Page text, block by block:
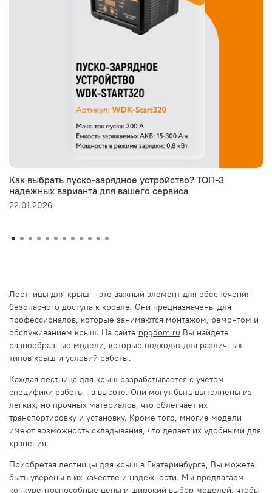
Как выбрать пуско-зарядное устройство? ТОП-3
надежных варианта для вашего сервиса
22.01.2026
Лестницы для крыш – это важный элемент для обеспечения
безопасного доступа к кровле. Они предназначены для
профессионалов, которые занимаются монтажом, ремонтом и
обслуживанием крыш. На сайте npgdom.ru Вы найдете
разнообразные модели, которые подходят для различных
типов крыш и условий работы.
Каждая лестница для крыш разрабатывается с учетом
специфики работы на высоте. Они могут быть выполнены из
легких, но прочных материалов, что облегчает их
транспортировку и установку. Кроме того, многие модели
имеют возможность складывания, что делает их удобными для
хранения.
Приобретая лестницы для крыш в Екатеринбурге, Вы можете
быть уверены в их качестве и надежности. Мы предлагаем
конкурентоспособные цены и широкий выбор моделей, чтобы